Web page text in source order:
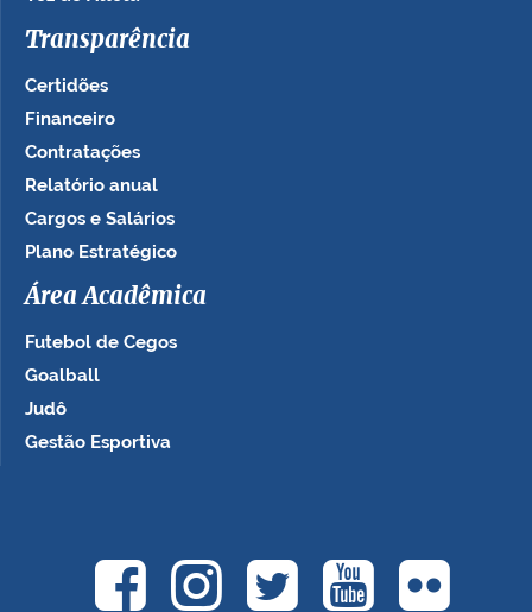
Transparência
Certidões
Financeiro
Contratações
Relatório anual
Cargos e Salários
Plano Estratégico
Área Acadêmica
Futebol de Cegos
Goalball
Judô
Gestão Esportiva